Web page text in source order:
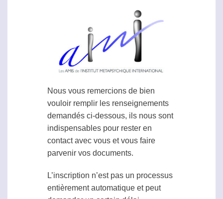
Nous vous remercions de bien
vouloir remplir les renseignements
demandés ci-dessous, ils nous sont
indispensables pour rester en
contact avec vous et vous faire
parvenir vos documents.
L’inscription n’est pas un processus
entièrement automatique et peut